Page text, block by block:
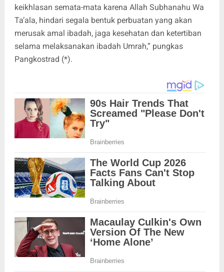
keikhlasan semata-mata karena Allah Subhanahu Wa
Ta’ala, hindari segala bentuk perbuatan yang akan
merusak amal ibadah, jaga kesehatan dan ketertiban
selama melaksanakan ibadah Umrah,” pungkas
Pangkostrad (*).